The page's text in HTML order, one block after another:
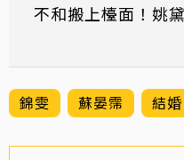
錦雯 蘇晏霈 結婚